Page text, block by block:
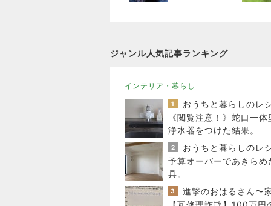
ジャンル人気記事ランキング
インテリア・暮らし
1
《閲覧注意！》蛇口一体
浄水器をつけた結果。
2
予算オーバーであきらめ
具。
3